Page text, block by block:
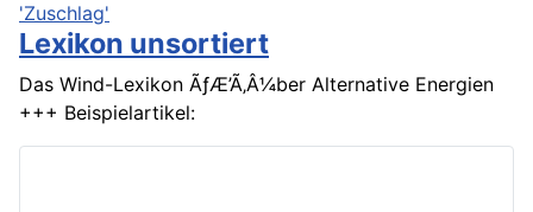
'Zuschlag'
Lexikon unsortiert
Das Wind-Lexikon ÃƒÆ’Ã‚Â¼ber Alternative Energien
+++ Beispielartikel: